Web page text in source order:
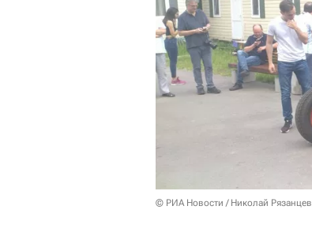
© РИА Новости / Николай Рязанцев